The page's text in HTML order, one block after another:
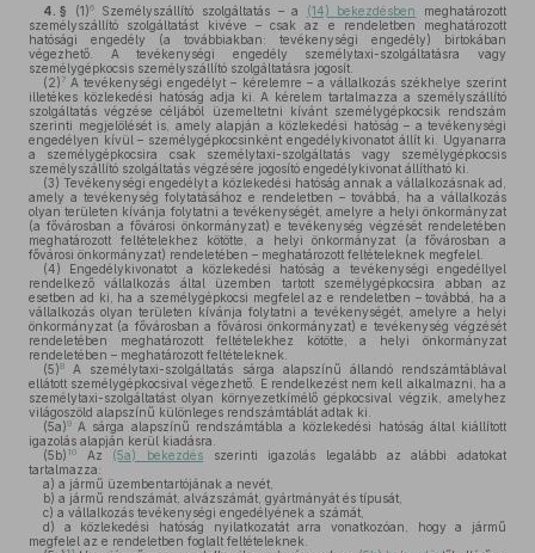
4. § (1)6Személyszállító szolgáltatás – a (14) bekezdésben
meghatározott
személyszállító szolgáltatást kivéve – csak az e rendeletben meghatározott
hatósági engedély (a továbbiakban: tevékenységi engedély) birtokában
végezhető. A tevékenységi engedély személytaxi-szolgáltatásra vagy
személygépkocsis személyszállító szolgáltatásra jogosít.
(2)7 A tevékenységi engedélyt – kérelemre – a vállalkozás székhelye szerint
illetékes közlekedési hatóság adja ki. A kérelem tartalmazza a személyszállító
szolgáltatás végzése céljából üzemeltetni kívánt személygépkocsik rendszám
szerinti megjelölését is, amely alapján a közlekedési hatóság – a tevékenységi
engedélyen kívül – személygépkocsinként engedélykivonatot állít ki. Ugyanarra
a személygépkocsira csak személytaxi-szolgáltatás vagy személygépkocsis
személyszállító szolgáltatás végzésére jogosító engedélykivonat állítható ki.
(3) Tevékenységi engedélyt a közlekedési hatóság annak a vállalkozásnak ad,
amely a tevékenység folytatásához e rendeletben – továbbá, ha a vállalkozás
olyan területen kívánja folytatni a tevékenységét, amelyre a helyi önkormányzat
(a fővárosban a fővárosi önkormányzat) e tevékenység végzését rendeletében
meghatározott feltételekhez kötötte, a helyi önkormányzat (a fővárosban a
fővárosi önkormányzat) rendeletében – meghatározott feltételeknek megfelel.
(4) Engedélykivonatot a közlekedési hatóság a tevékenységi engedéllyel
rendelkező vállalkozás által üzemben tartott személygépkocsira abban az
esetben ad ki, ha a személygépkocsi megfelel az e rendeletben – továbbá, ha a
vállalkozás olyan területen kívánja folytatni a tevékenységét, amelyre a helyi
önkormányzat (a fővárosban a fővárosi önkormányzat) e tevékenység végzését
rendeletében meghatározott feltételekhez kötötte, a helyi önkormányzat
rendeletében – meghatározott feltételeknek.
(5)8
A személytaxi-szolgáltatás sárga alapszínű állandó rendszámtáblával
ellátott személygépkocsival végezhető. E rendelkezést nem kell alkalmazni, ha a
személytaxi-szolgáltatást olyan környezetkímélő gépkocsival végzik, amelyhez
világoszöld alapszínű különleges rendszámtáblát adtak ki.
(5a)9 A sárga alapszínű rendszámtábla a közlekedési hatóság által kiállított
igazolás alapján kerül kiadásra.
(5b) 10 Az (5a) bekezdés szerinti igazolás legalább az alábbi adatokat
tartalmazza:
a) a jármű üzembentartójának a nevét,
b) a jármű rendszámát, alvázszámát, gyártmányát és típusát,
c) a vállalkozás tevékenységi engedélyének a számát,
d) a közlekedési hatóság nyilatkozatát arra vonatkozóan, hogy a jármű
megfelel az e rendeletben foglalt feltételeknek.